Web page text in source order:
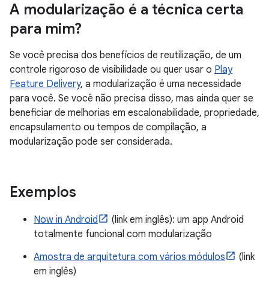
A modularização é a técnica certa
para mim?
Se você precisa dos benefícios de reutilização, de um
controle rigoroso de visibilidade ou quer usar o Play
Feature Delivery, a modularização é uma necessidade
para você. Se você não precisa disso, mas ainda quer se
beneficiar de melhorias em escalonabilidade, propriedade,
encapsulamento ou tempos de compilação, a
modularização pode ser considerada.
Exemplos
Now in Android
(link em inglês): um app Android
totalmente funcional com modularização
Amostra de arquitetura com vários módulos
(link
em inglês)